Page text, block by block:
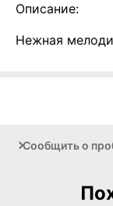
Описание:
Нежная
Сообщить о